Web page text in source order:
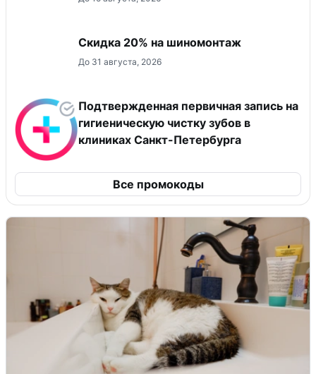
Скидка 20% на шиномонтаж
До 31 августа, 2026
Подтвержденная первичная запись на
гигиеническую чистку зубов в
клиниках Санкт-Петербурга
Все промокоды